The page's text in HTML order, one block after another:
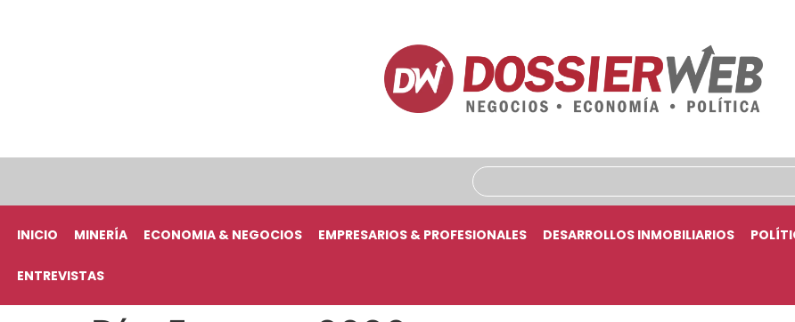
INICIO MINERÍA ECONOMIA & NEGOCIOS EMPRESARIOS & PROFESIONALES DESARROLLOS INMOBILIARIOS
ENTREVISTAS